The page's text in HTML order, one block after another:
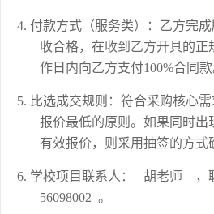
4. 付款方式（服务类）：乙方完成
收合格， 在收到乙方开具的正
作日内向乙方支付100%合同款
5. 比选成交规则：符合采购核心
报价最低的原则。如果同时出
有效报价，则采用抽签的方式
6. 学校项目联系人： 胡老师 ，
56098002 。